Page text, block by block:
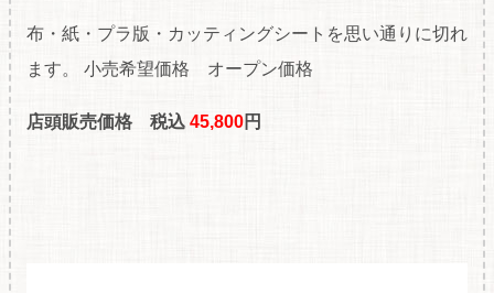
布・紙・プラ版・カッティングシートを思い通りに切れ
ます。 小売希望価格 オープン価格
店頭販売価格 税込 45,800円